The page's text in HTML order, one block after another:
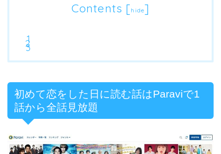
Contents [hide]
初めて恋をした日に読む話はParaviで1
話から全話見放題